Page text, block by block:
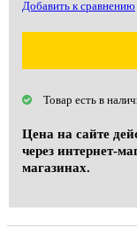
Добавить к сравнению
Товар есть в
Цена на сайте
через интернет-
магазинах.